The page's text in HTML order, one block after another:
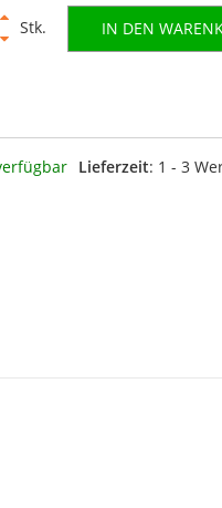
Stk. IN DEN
Lieferzeit: 1 - 3